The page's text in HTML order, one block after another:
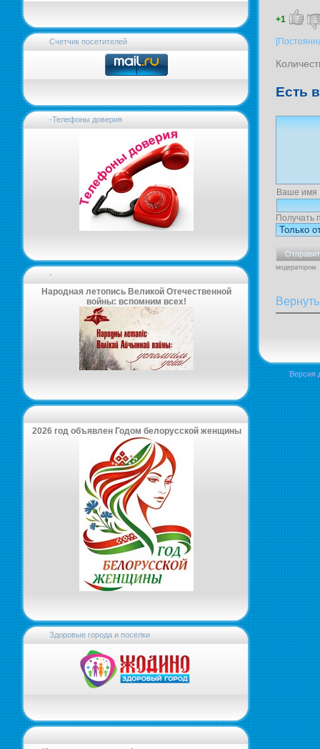
Счетчик посетителей
-Телефоны доверия
-
Народная летопись Великой Отечественной
войны: вспомним всех!
2026 год объявлен Годом белорусской женщины
Здоровые города и поселки
+1
Есть
Ваше имя
Получать
модератором.
Версия